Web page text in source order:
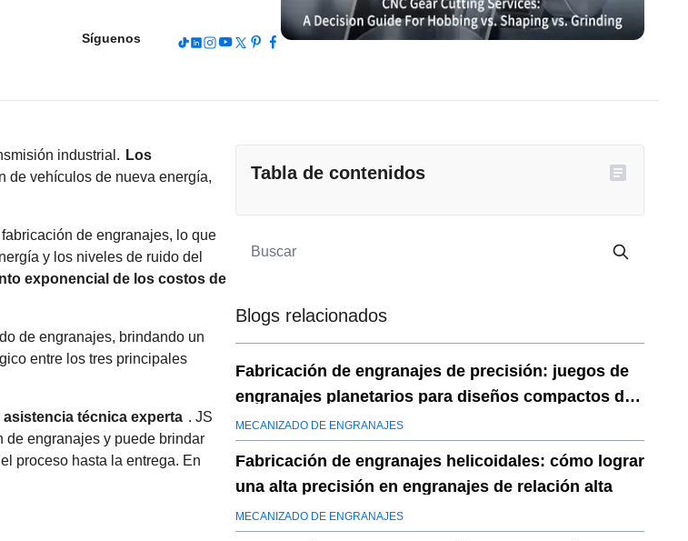
Síguenos
industrial. Los
de vehículos de nueva energía,
de engranajes, lo que
y los niveles de ruido del
exponencial de los costos de
de engranajes, brindando un
entre los tres principales
asistencia técnica experta . JS
de engranajes y puede brindar
proceso hasta la entrega. En
Tabla de contenidos
Blogs relacionados
Fabricación de engranajes de precisión: juegos de
engranajes planetarios para diseños compactos de
alto par
MECANIZADO DE ENGRANAJES
Fabricación de engranajes helicoidales: cómo lograr
una alta precisión en engranajes de relación alta
MECANIZADO DE ENGRANAJES